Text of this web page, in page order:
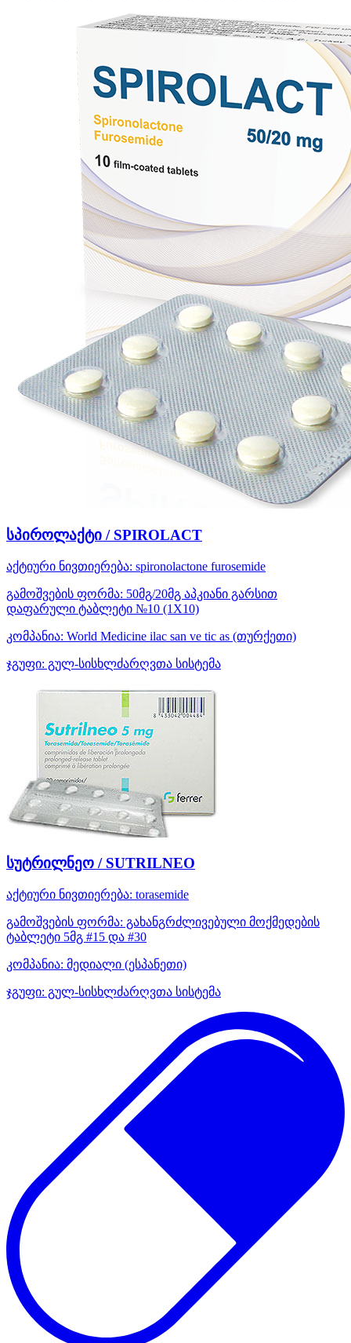
სპიროლაქტი / SPIROLACT
აქტიური ნივთიერება: spironolactone furosemide
გამოშვების ფორმა: 50მგ/20მგ აპკიანი გარსით
დაფარული ტაბლეტი №10 (1X10)
კომპანია: World Medicine ilac san ve tic as (თურქეთი)
ჯგუფი: გულ-სისხლძარღვთა სისტემა
სუტრილნეო / SUTRILNEO
აქტიური ნივთიერება: torasemide
გამოშვების ფორმა: გახანგრძლივებული მოქმედების
ტაბლეტი 5მგ #15 და #30
კომპანია: მედიალი (ესპანეთი)
ჯგუფი: გულ-სისხლძარღვთა სისტემა